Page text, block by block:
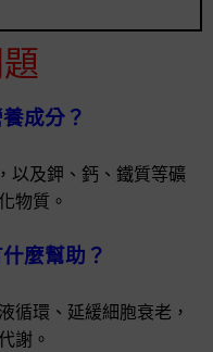
成分？
以及鉀、鈣、鐵質等礦
物質。
麼幫助？
循環、延緩細胞衰老，
謝。